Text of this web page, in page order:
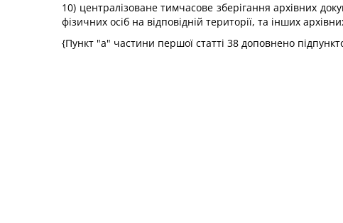
10) централізоване тимчасове зберігання архівних
фізичних осіб на відповідній території, та інших
{Пункт "а" частини першої статті 38 доповнено